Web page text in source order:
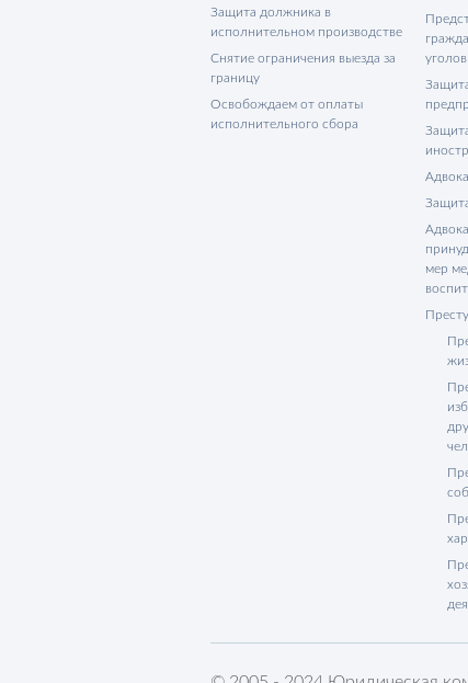
Защита должника в
исполнительном производстве
Снятие ограничения выезда за
границу
Освобождаем от оплаты
исполнительного сбора
мер